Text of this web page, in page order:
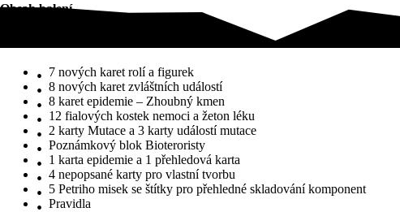
Obsah balení
7 nových karet rolí a figurek
8 nových karet zvláštních událostí
8 karet epidemie – Zhoubný kmen
12 fialových kostek nemoci a žeton léku
2 karty Mutace a 3 karty událostí mutace
Poznámkový blok Bioteroristy
1 karta epidemie a 1 přehledová karta
4 nepopsané karty pro vlastní tvorbu
5 Petriho misek se štítky pro přehledné skladování komponent
Pravidla